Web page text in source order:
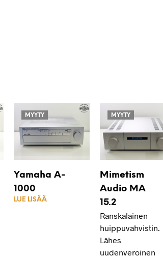
MYYTY
Yamaha A-
1000
LUE LISÄÄ
MYYTY
Mimetism
Audio MA
15.2
Ranskalainen
huippuvahvistin.
Lähes
uudenveroinen